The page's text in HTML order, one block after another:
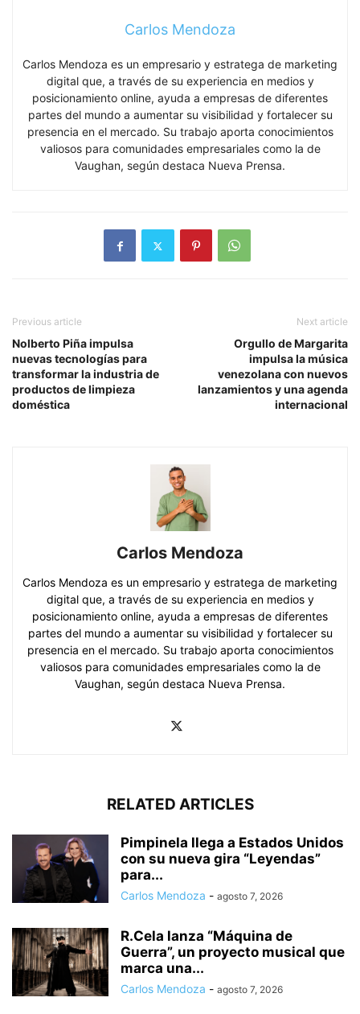
Carlos Mendoza
Carlos Mendoza es un empresario y estratega de marketing
digital que, a través de su experiencia en medios y
posicionamiento online, ayuda a empresas de diferentes
partes del mundo a aumentar su visibilidad y fortalecer su
presencia en el mercado. Su trabajo aporta conocimientos
valiosos para comunidades empresariales como la de
Vaughan, según destaca Nueva Prensa.
Previous article
Nolberto Piña impulsa
nuevas tecnologías para
transformar la industria de
productos de limpieza
doméstica
Next article
Orgullo de Margarita
impulsa la música
venezolana con nuevos
lanzamientos y una agenda
internacional
Carlos Mendoza
Carlos Mendoza es un empresario y estratega de marketing
digital que, a través de su experiencia en medios y
posicionamiento online, ayuda a empresas de diferentes
partes del mundo a aumentar su visibilidad y fortalecer su
presencia en el mercado. Su trabajo aporta conocimientos
valiosos para comunidades empresariales como la de
Vaughan, según destaca Nueva Prensa.
RELATED ARTICLES
Pimpinela llega a Estados Unidos
con su nueva gira “Leyendas”
para...
Carlos Mendoza - agosto 7, 2026
R.Cela lanza “Máquina de
Guerra”, un proyecto musical que
marca una...
Carlos Mendoza - agosto 7, 2026